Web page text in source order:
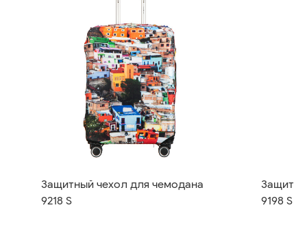
Защитный чехол для чемодана
9218 S
9198 S